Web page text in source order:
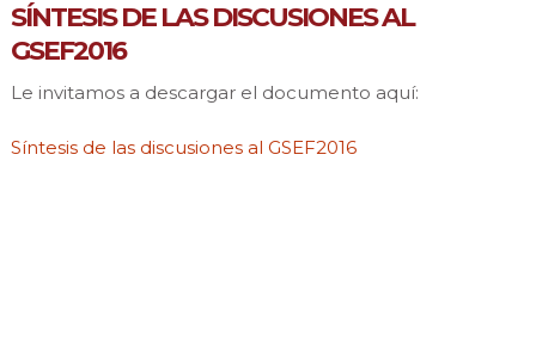
SÍNTESIS DE LAS DISCUSIONES AL
GSEF2016
Le invitamos a descargar el documento aquí:
Síntesis de las discusiones al GSEF2016